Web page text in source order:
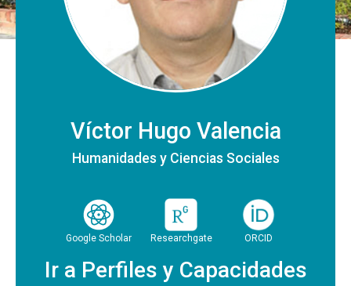
Víctor Hugo Valencia
Humanidades y Ciencias Sociales
Google Scholar Researchgate ORCID
Ir a Perfiles y Capacidades